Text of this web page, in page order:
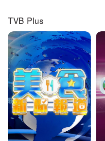
懶人包！朱珠甩渣男逆
攜手築愛
生
TVB Plus